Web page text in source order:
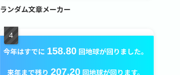
ランダム文章メーカー